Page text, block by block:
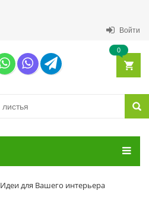
Войти
0
Идеи для Вашего интерьера